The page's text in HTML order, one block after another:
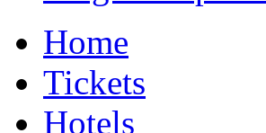
Home
Tickets
Hotels